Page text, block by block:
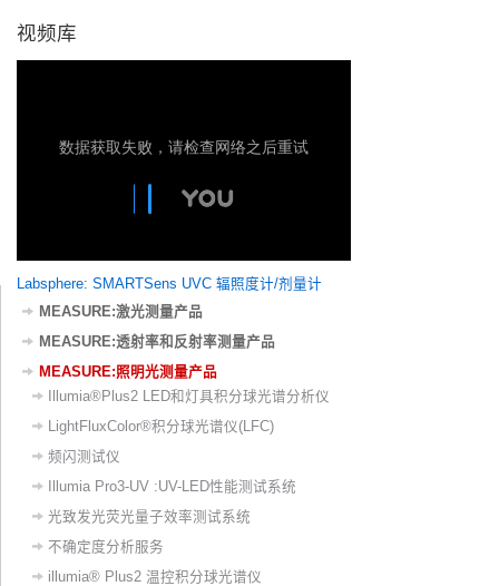
视频库
Labsphere: SMARTSens UVC 辐照度计/剂量计
MEASURE:激光测量产品
MEASURE:透射率和反射率测量产品
MEASURE:照明光测量产品
Illumia®Plus2 LED和灯具积分球光谱分析仪
LightFluxColor®积分球光谱仪(LFC)
频闪测试仪
Illumia Pro3-UV :UV-LED性能测试系统
光致发光荧光量子效率测试系统
不确定度分析服务
illumia® Plus2 温控积分球光谱仪